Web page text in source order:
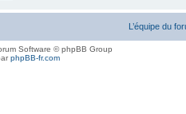
L’équipe du
Software © phpBB Group
phpBB-fr.com